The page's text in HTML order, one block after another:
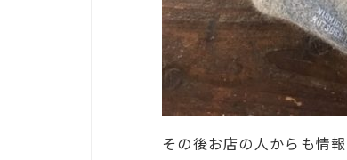
その後お店の人からも情